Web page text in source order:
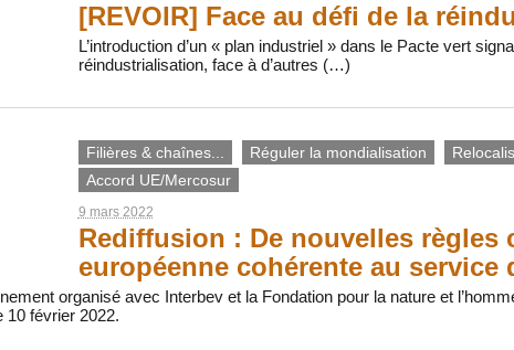
[REVOIR] Face au défi de la
L’introduction d’un « plan industriel » dans le Pacte vert
réindustrialisation, face à d’autres (…)
Filières & chaînes... Réguler la mondialisation
Accord UE/Mercosur
9 mars 2022
Rediffusion : De nouvelles
européenne cohérente au service
organisé avec Interbev et la Fondation pour la nature et
10 février 2022.